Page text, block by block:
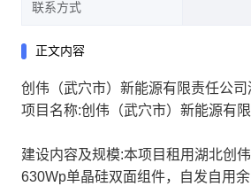
联系方式
正文内容
创伟（武穴市）新能源有限责任公
项目名称:创伟（武穴市）新能源有
建设内容及规模:本项目租用湖北创
630Wp单晶硅双面组件，自发自用